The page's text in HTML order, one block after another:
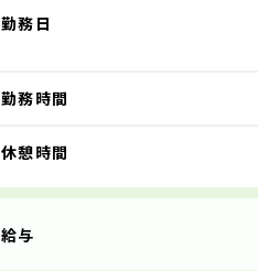
勤務日
勤務時間
休憩時間
給与